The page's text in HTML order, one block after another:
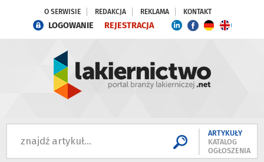
O SERWISIE REDAKCJA REKLAMA KONTAKT
LOGOWANIE REJESTRACJA
ARTYKUŁY
KATALOG
OGŁOSZENIA